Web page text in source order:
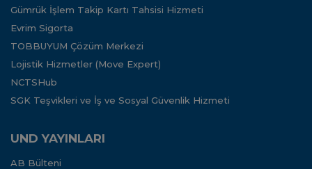
Gümrük İşlem Takip Kartı Tahsisi Hizmeti
Evrim Sigorta
TOBBUYUM Çözüm Merkezi
Lojistik Hizmetler (Move Expert)
NCTSHub
SGK Teşvikleri ve İş ve Sosyal Güvenlik Hizmeti
UND YAYINLARI
AB Bülteni